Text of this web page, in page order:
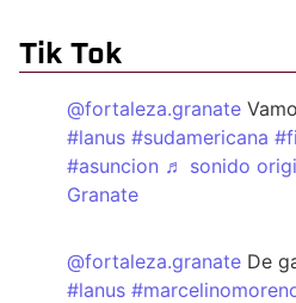
Tik Tok
@fortaleza.granate
#lanus #sudamericana
#asuncion ♬ sonido
Granate
@fortaleza.granate De
#lanus